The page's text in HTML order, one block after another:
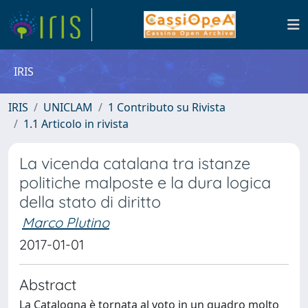
IRIS
IRIS UNICLAM
1 Contributo su Rivista
1.1 Articolo in rivista
La vicenda catalana tra istanze
politiche malposte e la dura logica
della stato di diritto
Marco Plutino
2017-01-01
Abstract
La Catalogna è tornata al voto in un quadro molto